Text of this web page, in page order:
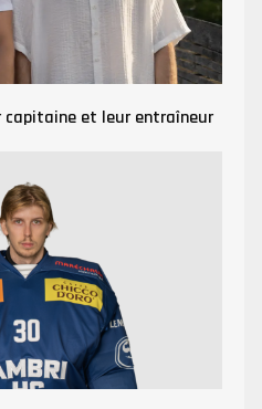
capitaine et leur entraîneur